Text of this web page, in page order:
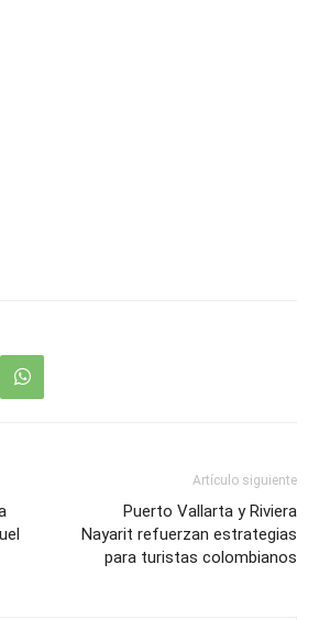
Artículo siguiente
Puerto Vallarta y Riviera
Nayarit refuerzan estrategias
para turistas colombianos